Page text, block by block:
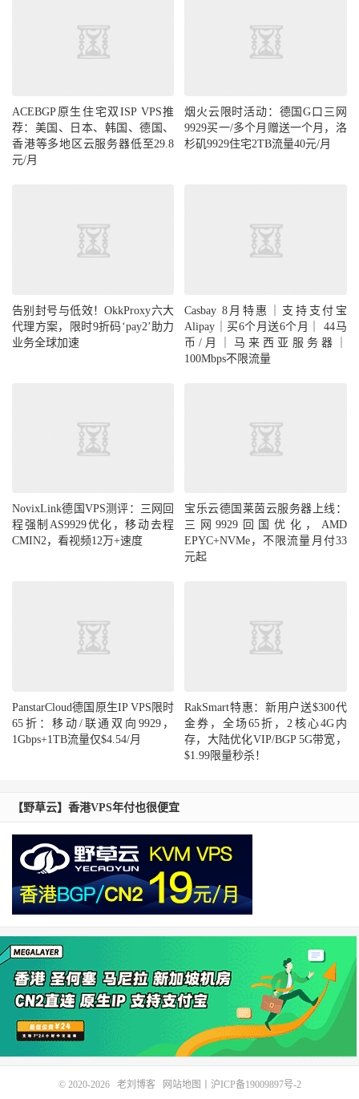
ACEBGP原生住宅双ISP VPS推
荐：美国、日本、韩国、德国、
香港等多地区云服务器低至29.8
元/月
烟火云限时活动：德国G口三网
9929买一/多个月赠送一个月，洛
杉矶9929住宅2TB流量40元/月
代理方案，限时9折码‘pay2’助力
业务全球加速
Casbay 8月特惠｜支持支付宝
Alipay｜买6个月送6个月｜ 44马
币/月｜马来西亚服务器｜
100Mbps不限流量
NovixLink德国VPS测评：三网回
程强制AS9929优化，移动去程
CMIN2，看视频12万+速度
宝乐云德国莱茵云服务器上线：
三网9929回国优化，AMD
EPYC+NVMe，不限流量月付33
元起
PanstarCloud德国原生IP VPS限时
65折：移动/联通双向9929，
1Gbps+1TB流量仅$4.54/月
RakSmart特惠：新用户送$300代
金券，全场65折，2核心4G内
存，大陆优化VIP/BGP 5G带宽，
$1.99限量秒杀！
【野草云】香港VPS年付也很便宜
© 2020-2026 老刘博客 网站地图 沪ICP备19009897号-2